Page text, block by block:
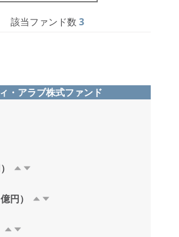
該当ファンド数 3
・アラブ株式ファンド
円）